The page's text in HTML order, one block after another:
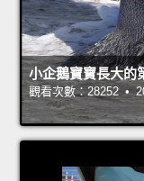
小企鵝寶寶長大的
觀看次數：28252 •